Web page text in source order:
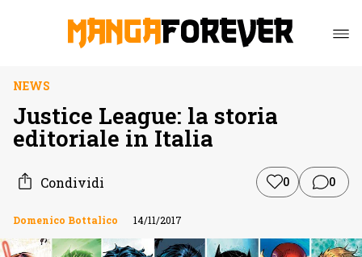
NEWS
Justice League: la storia
editoriale in Italia
Condividi 0 0
Domenico Bottalico 14/11/2017